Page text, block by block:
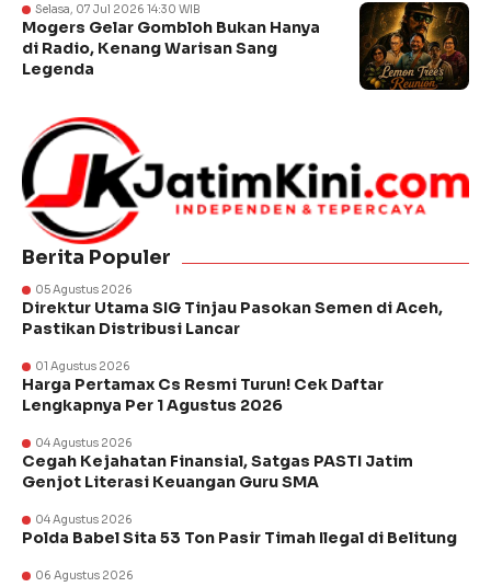
Selasa, 07 Jul 2026 14:30 WIB
Mogers Gelar Gombloh Bukan Hanya
di Radio, Kenang Warisan Sang
Legenda
Berita Populer
05 Agustus 2026
Direktur Utama SIG Tinjau Pasokan Semen di Aceh,
Pastikan Distribusi Lancar
01 Agustus 2026
Harga Pertamax Cs Resmi Turun! Cek Daftar
Lengkapnya Per 1 Agustus 2026
04 Agustus 2026
Cegah Kejahatan Finansial, Satgas PASTI Jatim
Genjot Literasi Keuangan Guru SMA
04 Agustus 2026
Polda Babel Sita 53 Ton Pasir Timah Ilegal di Belitung
06 Agustus 2026